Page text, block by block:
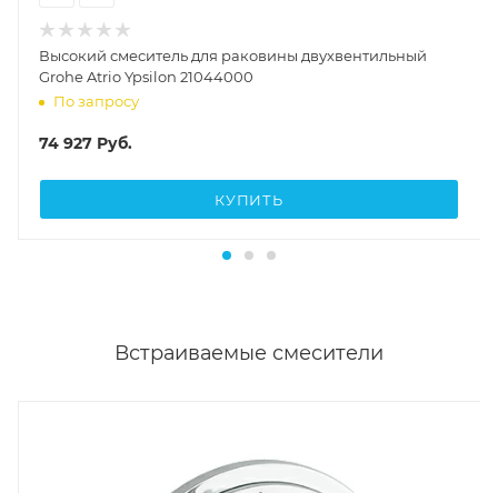
Высокий смеситель для раковины двухвентильный
Grohe Atrio Ypsilon 21044000
По запросу
74 927 Руб.
КУПИТЬ
Встраиваемые смесители